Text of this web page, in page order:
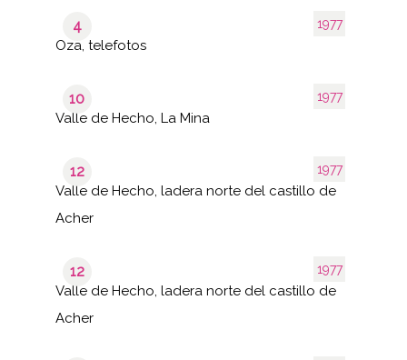
1977
4
Oza, telefotos
1977
10
Valle de Hecho, La Mina
1977
12
Valle de Hecho, ladera norte del castillo de
Acher
1977
12
Valle de Hecho, ladera norte del castillo de
Acher